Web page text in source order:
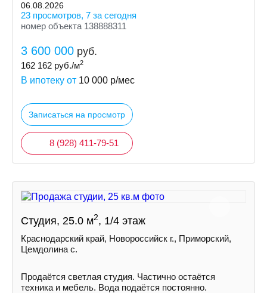
06.08.2026
23 просмотров, 7 за сегодня
номер объекта 138888311
3 600 000 руб.
162 162 руб./м2
В ипотеку от 10 000 р/мес
Записаться на просмотр
8 (928) 411-79-51
Студия, 25.0 м2, 1/4 этаж
Краснодарский край, Новороссийск г., Приморский,
Цемдолина с.
Продаётся светлая студия. Частично остаётся
техника и мебель. Вода подаётся постоянно.